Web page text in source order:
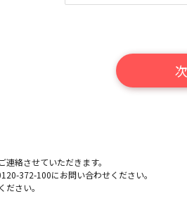
絡させていただきます。
372-100にお問い合わせください。
さい。